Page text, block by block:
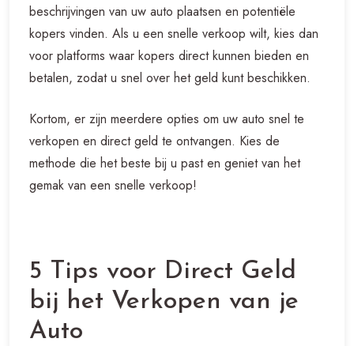
beschrijvingen van uw auto plaatsen en potentiële
kopers vinden. Als u een snelle verkoop wilt, kies dan
voor platforms waar kopers direct kunnen bieden en
betalen, zodat u snel over het geld kunt beschikken.
Kortom, er zijn meerdere opties om uw auto snel te
verkopen en direct geld te ontvangen. Kies de
methode die het beste bij u past en geniet van het
gemak van een snelle verkoop!
5 Tips voor Direct Geld
bij het Verkopen van je
Auto